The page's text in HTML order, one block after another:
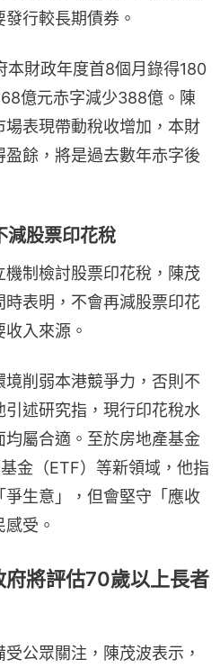
行較長期債券。
本財政年度首8個月錄得180
億元赤字減少388億。陳
表現帶動稅收增加，本財
餘，將是過去數年赤字後
減股票印花稅
制檢討股票印花稅，陳茂
表明，不會再減股票印花
入來源。
削弱本港競爭力，否則不
述研究指，現行印花稅水
屬合適。至於房地產基金
金（ETF）等新領域，他指
生意」，但會堅守「應收
受。
府將評估70歲以上長者
受公眾關注，陳茂波表示，